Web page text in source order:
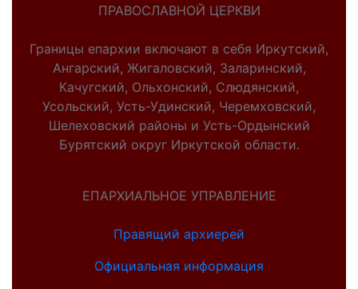
ПРАВОСЛАВНОЙ ЦЕРКВИ
Границы епархии включают в себя Иркутский,
Ангарский, Жигаловский, Заларинский,
Качугский, Ольхонский, Слюдянский,
Усольский, Усть-Удинский, Черемховский,
Шелеховский районы и Усть-Ордынский
Бурятский округ Иркутской области.
ЕПАРХИАЛЬНОЕ УПРАВЛЕНИЕ
Правящий архиерей
Официальная информация